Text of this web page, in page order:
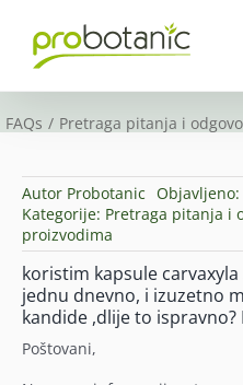
content
FAQs Pretraga pitanja i
Autor Probotanic Objavljeno:
Kategorije: Pretraga pitanja i
proizvodima
koristim kapsule
jednu dnevno, i izuzetno
kandide ,dlije to ispravno?
Poštovani,